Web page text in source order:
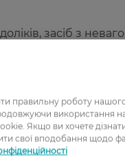
засіб з
шкіри.
Нова формула
і нерівності
скочуючись. З
правильну роботу
використання
Якщо ви хочете
свої вподобання щодо